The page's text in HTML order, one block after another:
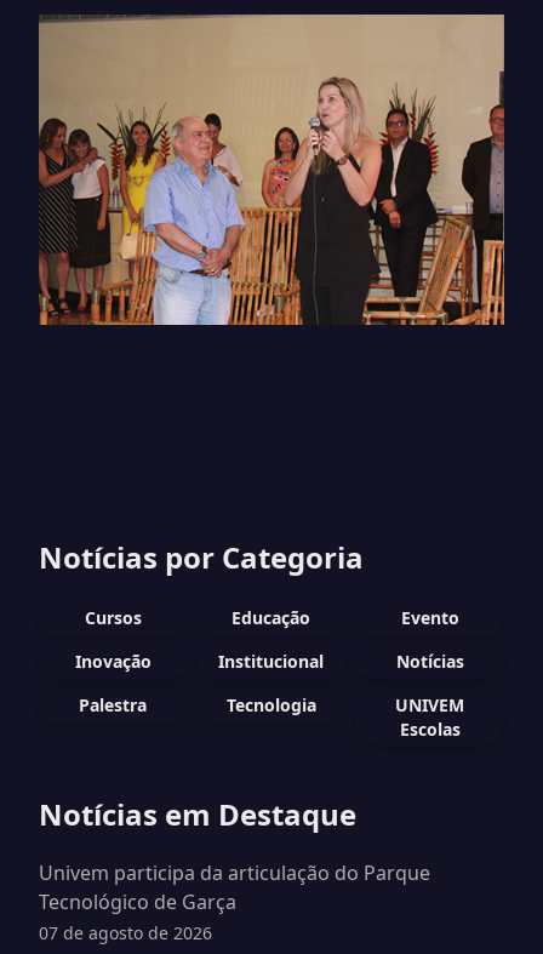
Notícias por Categoria
Cursos Educação
Evento
Inovação
Institucional
Notícias
Palestra
Tecnologia
UNIVEM
Escolas
Notícias em Destaque
Univem participa da articulação do Parque
Tecnológico de Garça
07 de agosto de 2026